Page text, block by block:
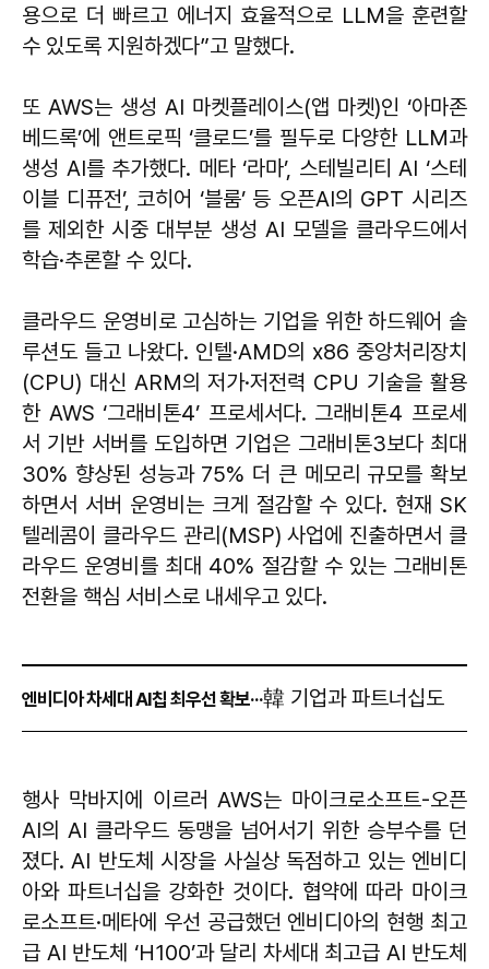
용으로 더 빠르고 에너지 효율적으로 LLM을 훈련할
수 있도록 지원하겠다”고 말했다.
또 AWS는 생성 AI 마켓플레이스(앱 마켓)인 ‘아마존
베드록’에 앤트로픽 ‘클로드’를 필두로 다양한 LLM과
생성 AI를 추가했다. 메타 ‘라마’, 스테빌리티 AI ‘스테
이블 디퓨전’, 코히어 ‘블룸’ 등 오픈AI의 GPT 시리즈
를 제외한 시중 대부분 생성 AI 모델을 클라우드에서
학습·추론할 수 있다.
클라우드 운영비로 고심하는 기업을 위한 하드웨어 솔
루션도 들고 나왔다. 인텔·AMD의 x86 중앙처리장치
(CPU) 대신 ARM의 저가·저전력 CPU 기술을 활용
한 AWS ‘그래비톤4’ 프로세서다. 그래비톤4 프로세
서 기반 서버를 도입하면 기업은 그래비톤3보다 최대
30% 향상된 성능과 75% 더 큰 메모리 규모를 확보
하면서 서버 운영비는 크게 절감할 수 있다. 현재 SK
텔레콤이 클라우드 관리(MSP) 사업에 진출하면서 클
라우드 운영비를 최대 40% 절감할 수 있는 그래비톤
전환을 핵심 서비스로 내세우고 있다.
엔비디아 차세대 AI칩 최우선 확보···韓 기업과 파트너십도
행사 막바지에 이르러 AWS는 마이크로소프트-오픈
AI의 AI 클라우드 동맹을 넘어서기 위한 승부수를 던
졌다. AI 반도체 시장을 사실상 독점하고 있는 엔비디
아와 파트너십을 강화한 것이다. 협약에 따라 마이크
로소프트·메타에 우선 공급했던 엔비디아의 현행 최고
급 AI 반도체 ‘H100’과 달리 차세대 최고급 AI 반도체